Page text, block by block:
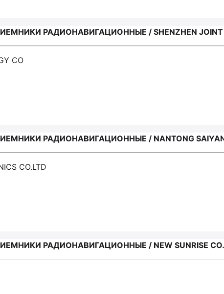
РАДИОНАВИГАЦИОННЫЕ / SHENZHEN JOINT
CO
РАДИОНАВИГАЦИОННЫЕ / NANTONG SAIYANG
CO.LTD
РАДИОНАВИГАЦИОННЫЕ / NEW SUNRISE